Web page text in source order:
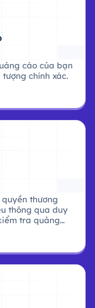
cáo của bạn
chính xác.
thương
thông qua duy
tra quảng